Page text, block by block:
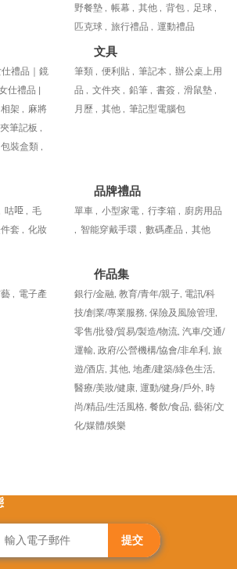
野餐墊 , 帳幕 , 其他 , 背包 , 足球 ,
匹克球 , 旅行禮品 , 運動禮品
禮品｜鏡
仕禮品 |
相架 , 麻將
筆記板 ,
包裝盒類 ,
文具
筆類 , 便利貼 , 筆記本 , 辦公桌上用
品 , 文件夾 , 鉛筆 , 書簽 , 滑鼠墊 ,
月歷 , 其他 , 筆記型電腦包
咕𠱸 , 毛
套 , 化妝
品牌禮品
單車 , 小型家電 , 行李箱 , 廚房用品
, 智能穿戴手環 , 數碼產品 , 其他
, 電子產
作品集
銀行/金融, 教育/青年/親子, 電訊/科
技/創業/專業服務, 保險及風險管理,
零售/批發/貿易/製造/物流, 汽車/交通/
運輸, 政府/公營機構/協會/非牟利, 旅
遊/酒店, 其他, 地產/建築/綠色生活,
醫療/美妝/健康, 運動/健身/戶外, 時
尚/精品/生活風格, 餐飲/食品, 藝術/文
化/媒體/娛樂
提交